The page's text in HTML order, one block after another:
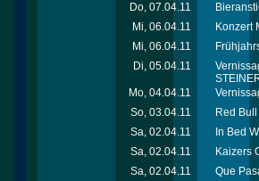
Do, 07.04.11
Mi, 06.04.11
Konzert
Mi, 06.04.11
Di, 05.04.11
Mo, 04.04.11
So, 03.04.11
Red
Sa, 02.04.11
In Bed
Sa, 02.04.11
Kaizers
Sa, 02.04.11
Que